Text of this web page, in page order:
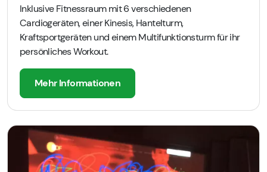
Inklusive Fitnessraum mit 6 verschiedenen
Cardiogeräten, einer Kinesis, Hantelturm,
Kraftsportgeräten und einem Multifunktionsturm für ihr
persönliches Workout.
Mehr Informationen